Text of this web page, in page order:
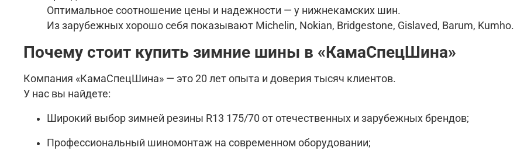
Оптимальное соотношение цены и надежности — у нижнекамских шин.
Из зарубежных хорошо себя показывают Michelin, Nokian, Bridgestone, Gislaved, Barum, Kumho.
Почему стоит купить зимние шины в «КамаСпецШина»
Компания «КамаСпецШина» — это 20 лет опыта и доверия тысяч клиентов.
У нас вы найдете:
Широкий выбор зимней резины R13 175/70 от отечественных и зарубежных брендов;
Профессиональный шиномонтаж на современном оборудовании;